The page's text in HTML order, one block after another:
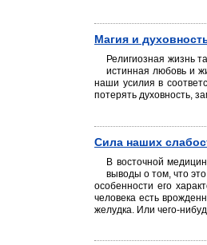
Магия и
Религиозная жизнь
истинная любовь и
наши усилия в
потерять духовность,
Сила наших
В восточной
выводы о том, что
особенности его
человека есть
желудка. Или чего-